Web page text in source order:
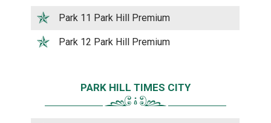
Park 11 Park Hill Premium
Park 12 Park Hill Premium
PARK HILL TIMES CITY